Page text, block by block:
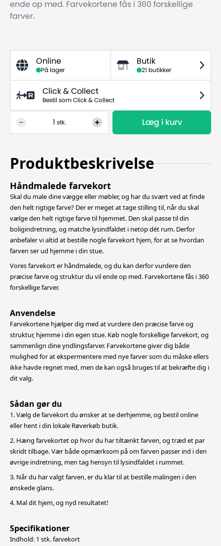
ende op med. Farvekortene fås i 360 forskellige
farver.
Online
På lager
Butik
21 butikker
Click & Collect
Bestil som Click & Collect
stk. Læg i kurv
Produktbeskrivelse
Håndmalede farvekort
Skal du male dine vægge eller møbler, og har du svært ved at finde
den helt rigtige farve? Der er meget at tage stilling til, når du skal
vælge den helt rigtige farve til hjemmet. Den skal passe til din
boligindretning,og matche lysindfaldet i netop dét rum. Derfor
anbefaler vi altid at bestille nogle farvekort hjem, for at se hvordan
farven ser ud hjemme i din stue.
Vores farvekort er håndmalede, og du kan derfor vurdere den
præcise farve og struktur du vil ende op med. Farvekortene fås i 360
forskellige farver.
Anvendelse
Farvekortene hjælper dig med at vurdere den præcise farve og
struktur, hjemme i din egen stue. Køb nogle forskellige farvekort, og
sammenlign dine yndlingsfarver. Farvekortene giver dig både
mulighed for atekspermentere med nye farver som du måske ellers
ikke havde regnet med, men de kan også bruges til at bekræfte dig i
dit valg.
Sådan gør du
1. Vælg de farvekort du ønsker at se derhjemme, og bestil online
eller hent i din lokale Røverkøb butik.
2. Hæng farvekortet op hvor du har tiltænkt farven, og træd et par
skridt tilbage. Vær både opmærksom på om farven passer ind i den
øvrige indretning, men tag hensyn til lysindfaldet i rummet.
3. Når du har valgt farven, er du klar til at bestille malingen i den
ønskede glans.
4. Mal dit hjem, og nyd resultatet!
Specifikationer
Indhold: 1 stk. farvekort